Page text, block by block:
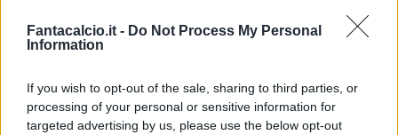
Fantacalcio.it - Do Not Process My Personal
Information
If you wish to opt-out of the sale, sharing to third parties, or
processing of your personal or sensitive information for
targeted advertising by us, please use the below opt-out